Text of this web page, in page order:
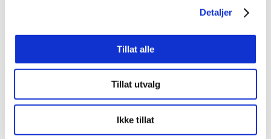
Detaljer
Tillat alle
Tillat utvalg
Ikke tillat
Aldersgrense fra: 7 år
Inkluderer overnatting? Nei